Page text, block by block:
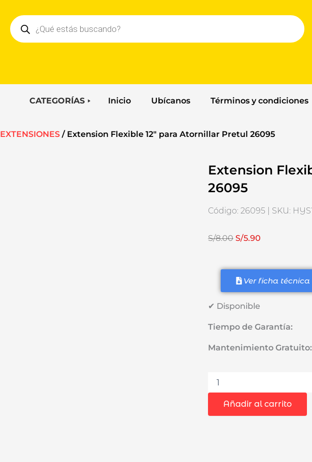
Búsqueda
de
productos
CATEGORÍAS Inicio Ubícanos Términos y condiciones
EXTENSIONES / Extension Flexible 12″ para Atornillar Pretul 26095
Extension
26095
Código: 26095 | SKU:
S/8.00 El
era:
S/8.00.
S/5.90
es:
S/5.90.
Ver ficha técnica
✔ Disponible
Tiempo de Garantía:
Mantenimiento Gratuito:
Flexible
para
Atornillar
Añadir al carrito